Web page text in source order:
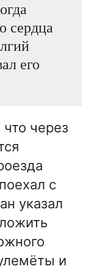
сердца
его
через
с
указал
и